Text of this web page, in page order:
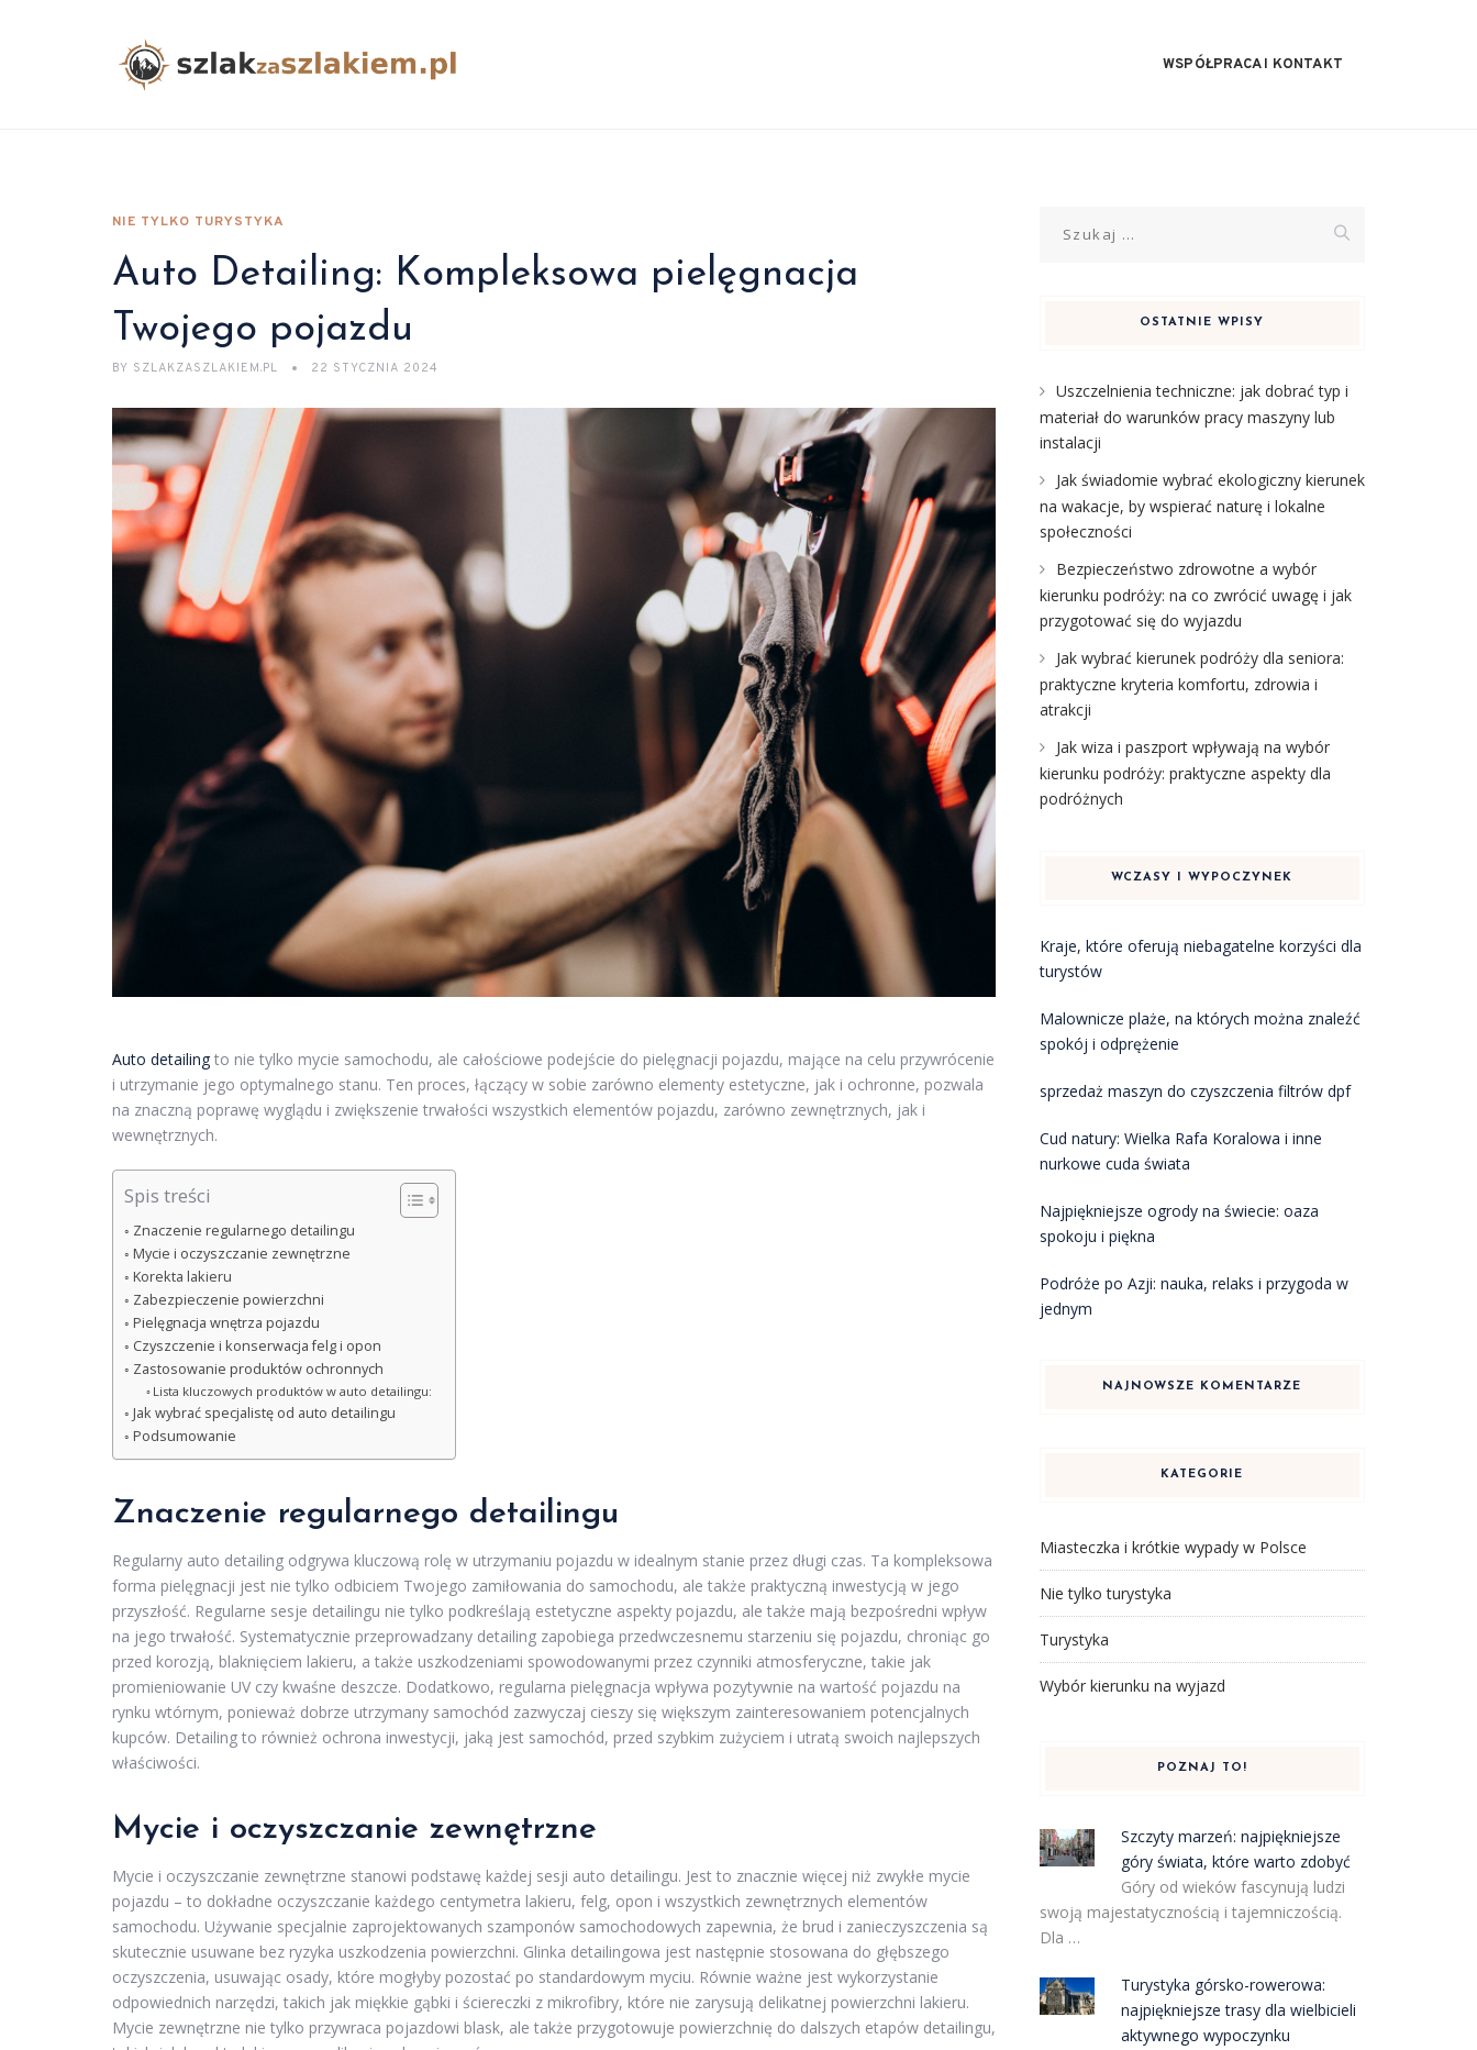
WSPÓŁPRACA I KONTAKT
NIE TYLKO TURYSTYKA
Auto Detailing: Kompleksowa pielęgnacja
Twojego pojazdu
BY SZLAKZASZLAKIEM.PL 22 STYCZNIA 2024
Auto detailing to nie tylko mycie samochodu, ale całościowe podejście do pielęgnacji pojazdu, mające na celu przywrócenie
i utrzymanie jego optymalnego stanu. Ten proces, łączący w sobie zarówno elementy estetyczne, jak i ochronne, pozwala
na znaczną poprawę wyglądu i zwiększenie trwałości wszystkich elementów pojazdu, zarówno zewnętrznych, jak i
wewnętrznych.
Spis treści
Znaczenie regularnego detailingu
Mycie i oczyszczanie zewnętrzne
Korekta lakieru
Zabezpieczenie powierzchni
Pielęgnacja wnętrza pojazdu
Czyszczenie i konserwacja felg i opon
Zastosowanie produktów ochronnych
Lista kluczowych produktów w auto detailingu:
Jak wybrać specjalistę od auto detailingu
Podsumowanie
Znaczenie regularnego detailingu
Regularny auto detailing odgrywa kluczową rolę w utrzymaniu pojazdu w idealnym stanie przez długi czas. Ta kompleksowa
forma pielęgnacji jest nie tylko odbiciem Twojego zamiłowania do samochodu, ale także praktyczną inwestycją w jego
przyszłość. Regularne sesje detailingu nie tylko podkreślają estetyczne aspekty pojazdu, ale także mają bezpośredni wpływ
na jego trwałość. Systematycznie przeprowadzany detailing zapobiega przedwczesnemu starzeniu się pojazdu, chroniąc go
przed korozją, blaknięciem lakieru, a także uszkodzeniami spowodowanymi przez czynniki atmosferyczne, takie jak
promieniowanie UV czy kwaśne deszcze. Dodatkowo, regularna pielęgnacja wpływa pozytywnie na wartość pojazdu na
rynku wtórnym, ponieważ dobrze utrzymany samochód zazwyczaj cieszy się większym zainteresowaniem potencjalnych
kupców. Detailing to również ochrona inwestycji, jaką jest samochód, przed szybkim zużyciem i utratą swoich najlepszych
właściwości.
Mycie i oczyszczanie zewnętrzne
Mycie i oczyszczanie zewnętrzne stanowi podstawę każdej sesji auto detailingu. Jest to znacznie więcej niż zwykłe mycie
pojazdu – to dokładne oczyszczanie każdego centymetra lakieru, felg, opon i wszystkich zewnętrznych elementów
samochodu. Używanie specjalnie zaprojektowanych szamponów samochodowych zapewnia, że brud i zanieczyszczenia są
skutecznie usuwane bez ryzyka uszkodzenia powierzchni. Glinka detailingowa jest następnie stosowana do głębszego
oczyszczenia, usuwając osady, które mogłyby pozostać po standardowym myciu. Równie ważne jest wykorzystanie
odpowiednich narzędzi, takich jak miękkie gąbki i ściereczki z mikrofibry, które nie zarysują delikatnej powierzchni lakieru.
Mycie zewnętrzne nie tylko przywraca pojazdowi blask, ale także przygotowuje powierzchnię do dalszych etapów detailingu,
OSTATNIE WPISY
Uszczelnienia techniczne: jak dobrać typ i
materiał do warunków pracy maszyny lub
instalacji
Jak świadomie wybrać ekologiczny kierunek
na wakacje, by wspierać naturę i lokalne
społeczności
Bezpieczeństwo zdrowotne a wybór
kierunku podróży: na co zwrócić uwagę i jak
przygotować się do wyjazdu
Jak wybrać kierunek podróży dla seniora:
praktyczne kryteria komfortu, zdrowia i
atrakcji
Jak wiza i paszport wpływają na wybór
kierunku podróży: praktyczne aspekty dla
podróżnych
WCZASY I WYPOCZYNEK
Kraje, które oferują niebagatelne korzyści dla
turystów
Malownicze plaże, na których można znaleźć
spokój i odprężenie
sprzedaż maszyn do czyszczenia filtrów dpf
Cud natury: Wielka Rafa Koralowa i inne
nurkowe cuda świata
Najpiękniejsze ogrody na świecie: oaza
spokoju i piękna
Podróże po Azji: nauka, relaks i przygoda w
jednym
NAJNOWSZE KOMENTARZE
KATEGORIE
Miasteczka i krótkie wypady w Polsce
Nie tylko turystyka
Turystyka
Wybór kierunku na wyjazd
POZNAJ TO!
Szczyty marzeń: najpiękniejsze
góry świata, które warto zdobyć
Góry od wieków fascynują ludzi
swoją majestatycznością i tajemniczością.
Dla …
Turystyka górsko-rowerowa:
najpiękniejsze trasy dla wielbicieli
aktywnego wypoczynku